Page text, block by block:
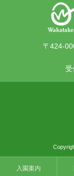
入園案内
〒424-
受